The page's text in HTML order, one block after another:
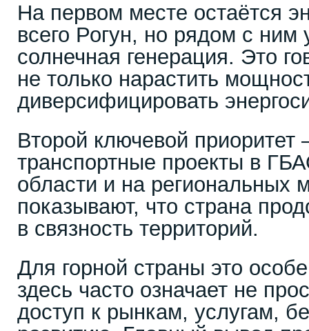
На первом месте остаётся
всего Рогун, но рядом с ним
солнечная генерация. Это
не только нарастить
диверсифицировать
Второй ключевой
транспортные проекты в
области и на региональных
показывают, что страна
в связность территорий.
Для горной страны это
здесь часто означает не
доступ к рынкам, услугам,